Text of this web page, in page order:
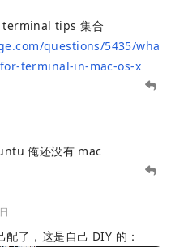
terminal tips 集合
questions/5435/wha
terminal-in-mac-os-x
俺还没有 mac
了，这是自己 DIY 的：